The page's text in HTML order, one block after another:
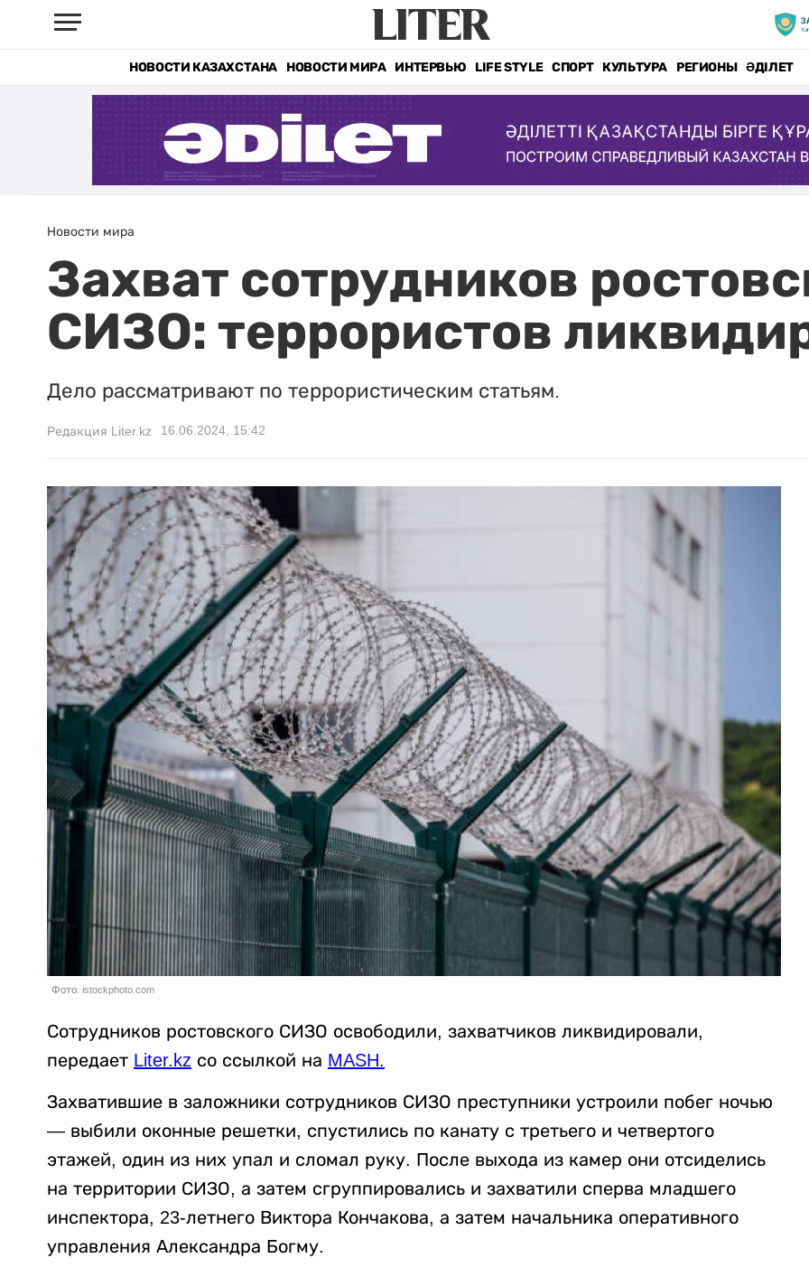
НОВОСТИ КАЗАХСТАНА НОВОСТИ МИРА ИНТЕРВЬЮ LIFE STYLE СПОРТ КУЛЬТУРА РЕГИОНЫ ӘДІЛЕТ
Новости мира
Захват сотрудников
СИЗО: террористов
Дело рассматривают по террористическим статьям.
Редакция Liter.kz 16.06.2024, 15:42
Фото: istockphoto.com
Сотрудников ростовского СИЗО освободили, захватчиков ликвидировали,
передает Liter.kz со ссылкой на MASH.
Захватившие в заложники сотрудников СИЗО преступники устроили побег ночью
— выбили оконные решетки, спустились по канату с третьего и четвертого
этажей, один из них упал и сломал руку. После выхода из камер они отсиделись
на территории СИЗО, а затем сгруппировались и захватили сперва младшего
инспектора, 23-летнего Виктора Кончакова, а затем начальника оперативного
управления Александра Богму.